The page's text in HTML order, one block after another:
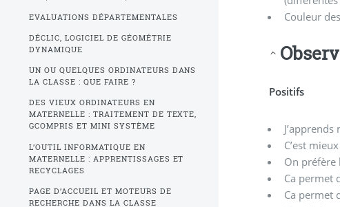
Couleur
Positifs
J’apprends
C’est
On préfère
Ca permet
Ca permet
EVALUATIONS DÉPARTEMENTALES
DÉCLIC, LOGICIEL DE GÉOMÉTRIE
DYNAMIQUE
UN OU QUELQUES ORDINATEURS DANS
LA CLASSE : QUE FAIRE ?
DES VIEUX ORDINATEURS EN
MATERNELLE : TRAITEMENT DE TEXTE,
GCOMPRIS ET MINI SYSTÈME
L’OUTIL INFORMATIQUE EN
MATERNELLE : APPRENTISSAGES ET
RECYCLAGES
PAGE D’ACCUEIL ET MOTEURS DE
RECHERCHE DANS LA CLASSE